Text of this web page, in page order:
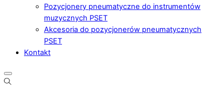
Pozycjonery pneumatyczne do instrumentów
muzycznych PSET
Akcesoria do pozycjonerów pneumatycznych
PSET
Kontakt